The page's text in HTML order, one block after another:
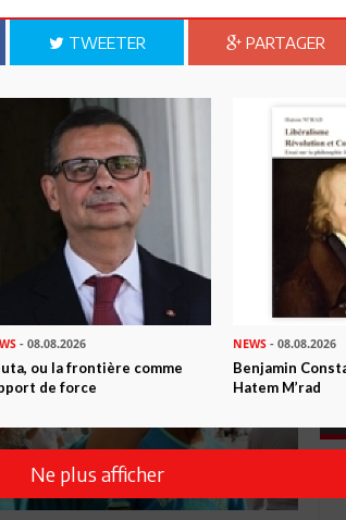
TWEETER PARTAGER
- 08.08.2026
ou la frontière comme
de force
NEWS- 08.08.2026
Benjamin
Hatem M’rad
Ne plus afficher